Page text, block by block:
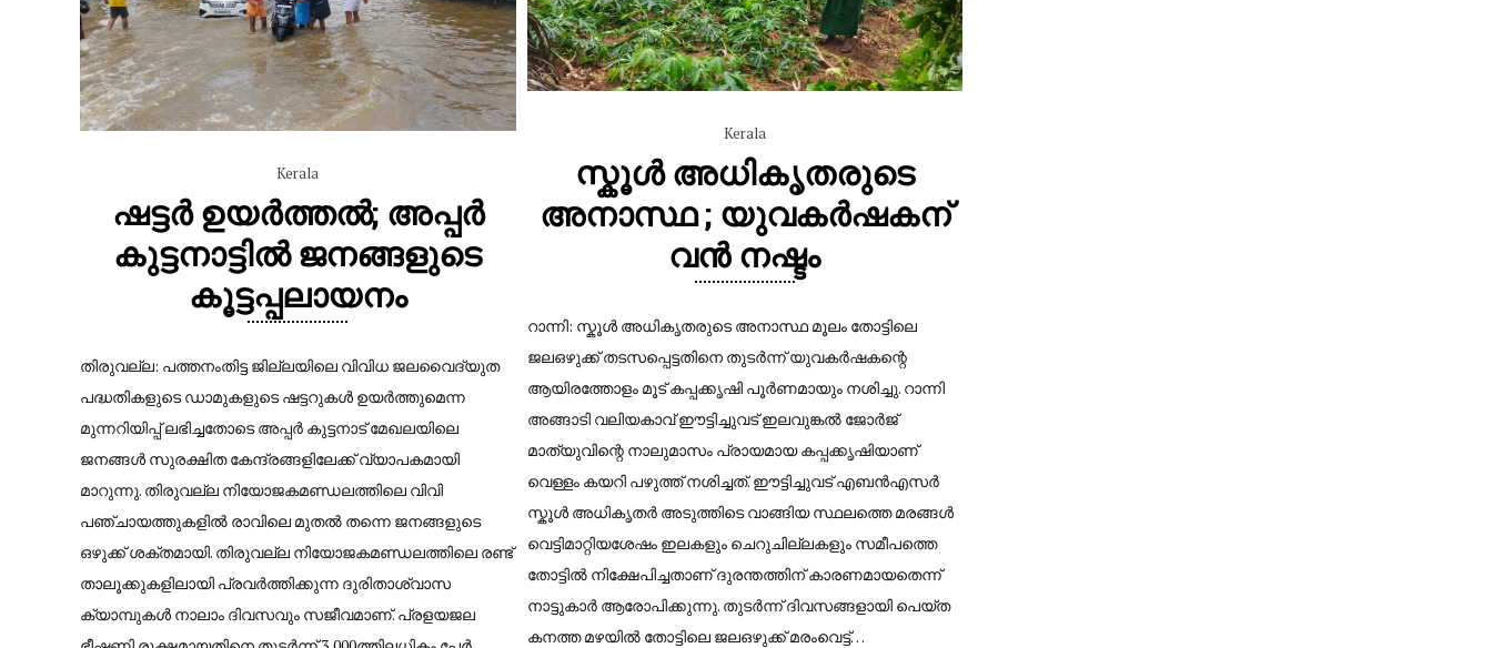
Kerala
സ്കൂൾ അധികൃതരുടെ
അനാസ്ഥ ; യുവകർഷകന്
വൻ നഷ്ടം
റാന്നി: സ്കൂൾ അധികൃതരുടെ അനാസ്ഥ മൂലം തോട്ടിലെ
ജലഒഴുക്ക് തടസപ്പെട്ടതിനെ തുടർന്ന് യുവകർഷകന്റെ
ആയിരത്തോളം മൂട് കപ്പക്കൃഷി പൂർണമായും നശിച്ചു. റാന്നി
അങ്ങാടി വലിയകാവ് ഈട്ടിച്ചുവട് ഇലവുങ്കൽ ജോർജ്
മാത്യുവിന്റെ നാലുമാസം പ്രായമായ കപ്പക്കൃഷിയാണ്
വെള്ളം കയറി പഴുത്ത് നശിച്ചത്. ഈട്ടിച്ചുവട് എബൻഎസർ
സ്കൂൾ അധികൃതർ അടുത്തിടെ വാങ്ങിയ സ്ഥലത്തെ മരങ്ങൾ
വെട്ടിമാറ്റിയശേഷം ഇലകളും ചെറുചില്ലകളും സമീപത്തെ
തോട്ടിൽ നിക്ഷേപിച്ചതാണ് ദുരന്തത്തിന് കാരണമായതെന്ന്
നാട്ടുകാർ ആരോപിക്കുന്നു. തുടർന്ന് ദിവസങ്ങളായി പെയ്ത
കനത്ത മഴയിൽ തോട്ടിലെ ജലഒഴുക്ക് മരംവെട്ട്…
Kerala
ഷട്ടർ ഉയർത്തൽ; അപ്പർ
കുട്ടനാട്ടിൽ ജനങ്ങളുടെ
കൂട്ടപ്പലായനം
തിരുവല്ല: പത്തനംതിട്ട ജില്ലയിലെ വിവിധ ജലവൈദ്യുത
പദ്ധതികളുടെ ഡാമുകളുടെ ഷട്ടറുകൾ ഉയർത്തുമെന്ന
മുന്നറിയിപ്പ് ലഭിച്ചതോടെ അപ്പർ കുട്ടനാട് മേഖലയിലെ
ജനങ്ങൾ സുരക്ഷിത കേന്ദ്രങ്ങളിലേക്ക് വ്യാപകമായി
മാറുന്നു. തിരുവല്ല നിയോജകമണ്ഡലത്തിലെ വിവി
പഞ്ചായത്തുകളിൽ രാവിലെ മുതൽ തന്നെ ജനങ്ങളുടെ
ഒഴുക്ക് ശക്തമായി. തിരുവല്ല നിയോജകമണ്ഡലത്തിലെ രണ്ട്
താലൂക്കുകളിലായി പ്രവർത്തിക്കുന്ന ദുരിതാശ്വാസ
ക്യാമ്പുകൾ നാലാം ദിവസവും സജീവമാണ്. പ്രളയജല